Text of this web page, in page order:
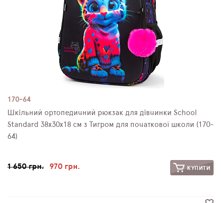
170-64
Шкільний ортопедичний рюкзак для дівчинки School
Standard 38х30х18 см з Тигром для початкової школи (170-
64)
1 650 грн. 970 грн. КУПИТИ